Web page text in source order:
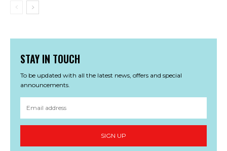
STAY IN TOUCH
To be updated with all the latest news, offers and special
announcements.
SIGN UP